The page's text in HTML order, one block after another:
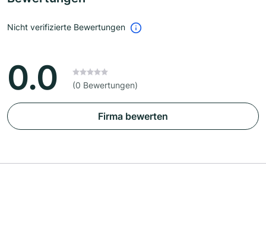
Nicht verifizierte Bewertungen
0.0 (0 Bewertungen)
Firma bewerten